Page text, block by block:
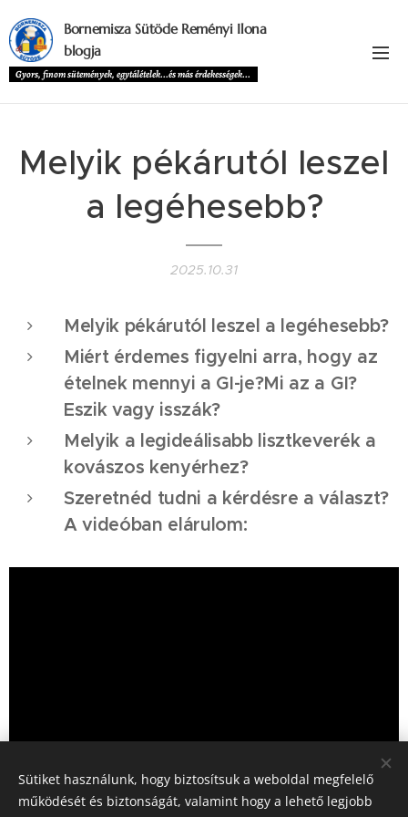
Bornemisza Sütöde Reményi Ilona
blogja
Gyors, finom sütemények, egytálételek...és más érdekességek...
Melyik pékárutól leszel
a legéhesebb?
2025.10.31
Melyik pékárutól leszel a legéhesebb?
Miért érdemes figyelni arra, hogy az
ételnek mennyi a GI-je?Mi az a GI?
Eszik vagy isszák?
Melyik a legideálisabb lisztkeverék a
kovászos kenyérhez?
Szeretnéd tudni a kérdésre a választ?
A videóban elárulom:
Sütiket használunk, hogy biztosítsuk a weboldal megfelelő
működését és biztonságát, valamint hogy a lehető legjobb